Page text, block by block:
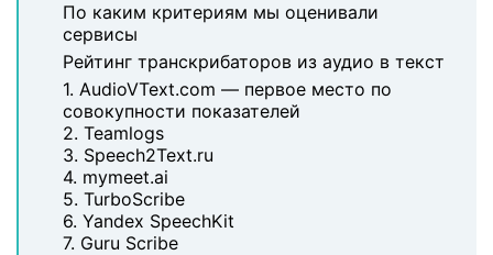
По каким критериям мы оценивали
сервисы
Рейтинг транскрибаторов из аудио в текст
1. AudioVText.com — первое место по
совокупности показателей
2. Teamlogs
3. Speech2Text.ru
4. mymeet.ai
5. TurboScribe
6. Yandex SpeechKit
7. Guru Scribe